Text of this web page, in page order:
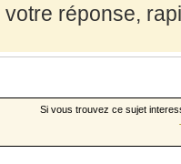
réponse,
Si vous trouvez ce sujet